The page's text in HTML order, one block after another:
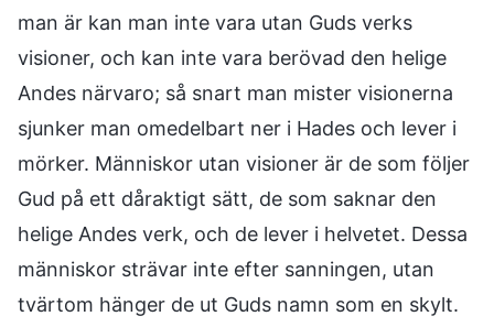
man är kan man inte vara utan Guds verks
visioner, och kan inte vara berövad den helige
Andes närvaro; så snart man mister visionerna
sjunker man omedelbart ner i Hades och lever i
mörker. Människor utan visioner är de som följer
Gud på ett dåraktigt sätt, de som saknar den
helige Andes verk, och de lever i helvetet. Dessa
människor strävar inte efter sanningen, utan
tvärtom hänger de ut Guds namn som en skylt.